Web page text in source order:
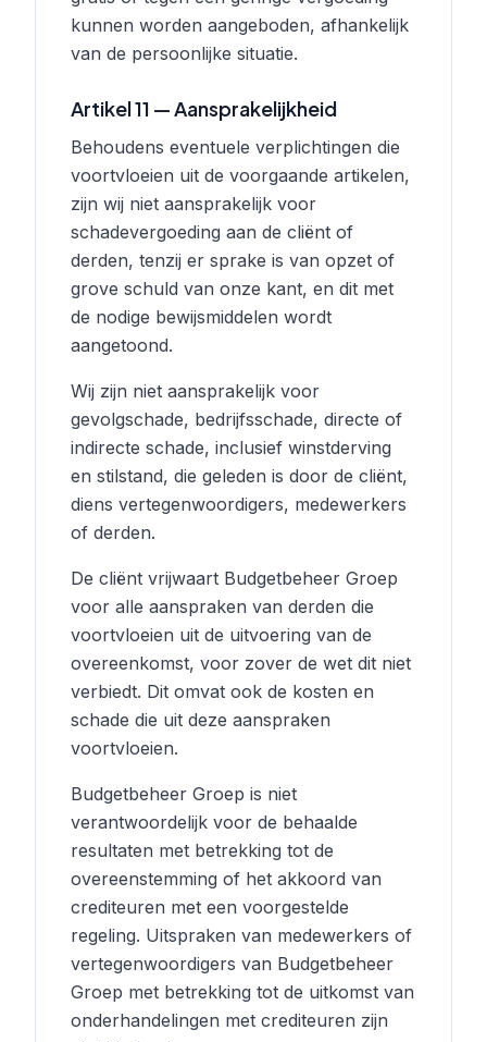
kunnen worden aangeboden, afhankelijk
van de persoonlijke situatie.
Artikel 11 — Aansprakelijkheid
Behoudens eventuele verplichtingen die
voortvloeien uit de voorgaande artikelen,
zijn wij niet aansprakelijk voor
schadevergoeding aan de cliënt of
derden, tenzij er sprake is van opzet of
grove schuld van onze kant, en dit met
de nodige bewijsmiddelen wordt
aangetoond.
Wij zijn niet aansprakelijk voor
gevolgschade, bedrijfsschade, directe of
indirecte schade, inclusief winstderving
en stilstand, die geleden is door de cliënt,
diens vertegenwoordigers, medewerkers
of derden.
De cliënt vrijwaart Budgetbeheer Groep
voor alle aanspraken van derden die
voortvloeien uit de uitvoering van de
overeenkomst, voor zover de wet dit niet
verbiedt. Dit omvat ook de kosten en
schade die uit deze aanspraken
voortvloeien.
Budgetbeheer Groep is niet
verantwoordelijk voor de behaalde
resultaten met betrekking tot de
overeenstemming of het akkoord van
crediteuren met een voorgestelde
regeling. Uitspraken van medewerkers of
vertegenwoordigers van Budgetbeheer
Groep met betrekking tot de uitkomst van
onderhandelingen met crediteuren zijn